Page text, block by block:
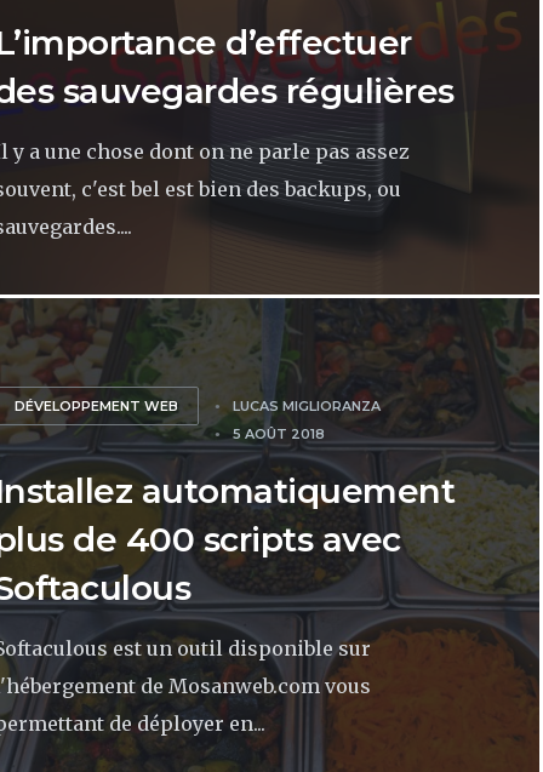
d’effectuer
sauvegardes régulières
y a une chose dont on ne parle pas assez
c'est bel est bien des backups, ou
DÉVELOPPEMENT WEB
LUCAS MIGLIORANZA
5 AOÛT 2018
automatiquement
de 400 scripts avec
est un outil disponible sur
de Mosanweb.com vous
de déployer en...